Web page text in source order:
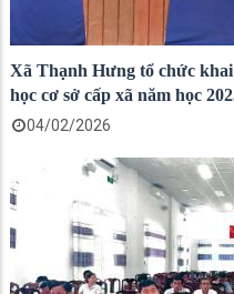
Xã Thạnh Hưng tổ chức
học cơ sở cấp xã năm học
04/02/2026